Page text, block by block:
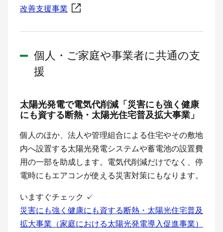
改善支援事業
個人・ご家庭や事業者に共通の支
援
太陽光発電で電気代削減「災害にも強く健康
にも資する断熱・太陽光住宅普及拡大事業」
個人のほか、法人や管理組合による住宅やその敷地
内へ設置する太陽光発電システムや蓄電池の設置費
用の一部を助成します。電気代削減だけでなく、停
電時にもエアコンが使える災害対策にもなります。
いますぐチェック ✓
災害にも強く健康にも資する断熱・太陽光住宅普及
拡大事業（家庭における太陽光発電導入促進事業）